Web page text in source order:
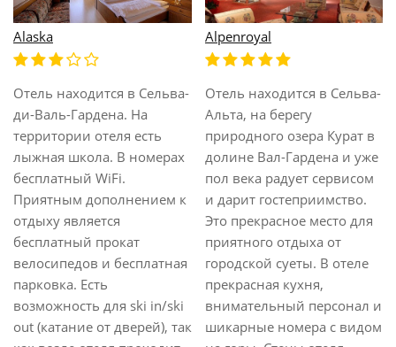
Alaska
Отель находится в Сельва-
ди-Валь-Гардена. На
территории отеля есть
лыжная школа. В номерах
бесплатный WiFi.
Приятным дополнением к
отдыху является
бесплатный прокат
велосипедов и бесплатная
парковка. Есть
возможность для ski in/ski
out (катание от дверей), так
Alpenroyal
Отель находится в Сельва-
Альта, на берегу
природного озера Курат в
долине Вал-Гардена и уже
пол века радует сервисом
и дарит гостеприимство.
Это прекрасное место для
приятного отдыха от
городской суеты. В отеле
прекрасная кухня,
внимательный персонал и
шикарные номера с видом